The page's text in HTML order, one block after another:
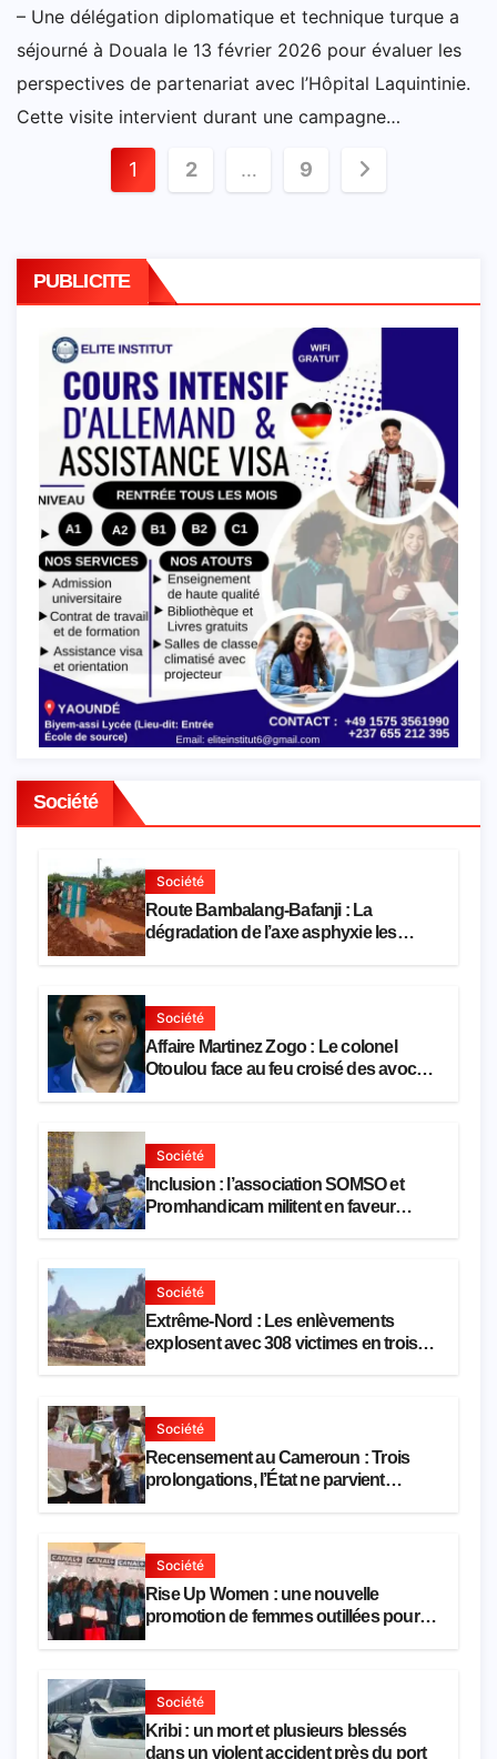
– Une délégation diplomatique et technique turque a
séjourné à Douala le 13 février 2026 pour évaluer les
perspectives de partenariat avec l’Hôpital Laquintinie.
Cette visite intervient durant une campagne…
Pagination
publications
1 2 … 9
PUBLICITE
Société
Société
Route Bambalang-Bafanji : La
dégradation de l’axe asphyxie les
Société
Affaire Martinez Zogo : Le colonel
Otoulou face au feu croisé des avocats
Société
Inclusion : l’association SOMSO et
Promhandicam militent en faveur
Société
Extrême-Nord : Les enlèvements
explosent avec 308 victimes en trois
Société
Recensement au Cameroun : Trois
prolongations, l’État ne parvient
Société
Rise Up Women : une nouvelle
promotion de femmes outillées pour
Société
Kribi : un mort et plusieurs blessés
dans un violent accident près du port